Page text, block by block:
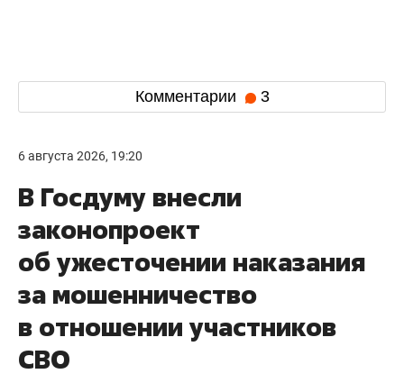
Комментарии 3
6 августа 2026, 19:20
В Госдуму внесли
законопроект
об ужесточении наказания
за мошенничество
в отношении участников
СВО